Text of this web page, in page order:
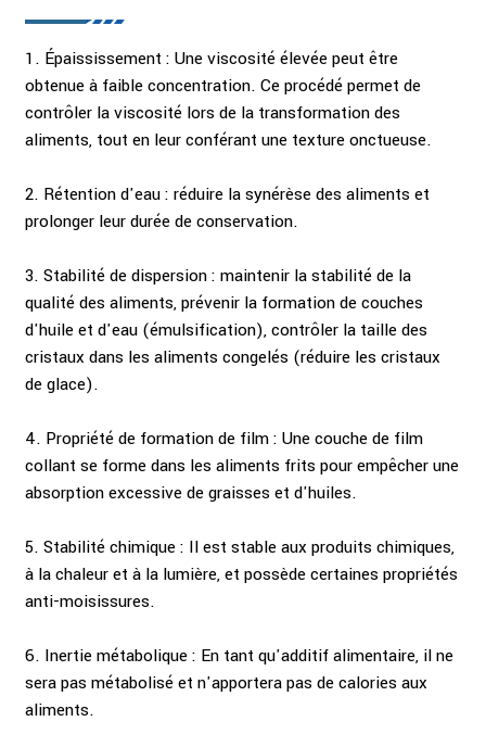
1. Épaississement : Une viscosité élevée peut être
obtenue à faible concentration. Ce procédé permet de
contrôler la viscosité lors de la transformation des
aliments, tout en leur conférant une texture onctueuse.
2. Rétention d'eau : réduire la synérèse des aliments et
prolonger leur durée de conservation.
3. Stabilité de dispersion : maintenir la stabilité de la
qualité des aliments, prévenir la formation de couches
d'huile et d'eau (émulsification), contrôler la taille des
cristaux dans les aliments congelés (réduire les cristaux
de glace).
4. Propriété de formation de film : Une couche de film
collant se forme dans les aliments frits pour empêcher une
absorption excessive de graisses et d'huiles.
5. Stabilité chimique : Il est stable aux produits chimiques,
à la chaleur et à la lumière, et possède certaines propriétés
anti-moisissures.
6. Inertie métabolique : En tant qu'additif alimentaire, il ne
sera pas métabolisé et n'apportera pas de calories aux
aliments.